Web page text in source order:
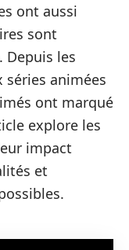
ont aussi
sont
Depuis les
séries animées
ont marqué
explore les
impact
et